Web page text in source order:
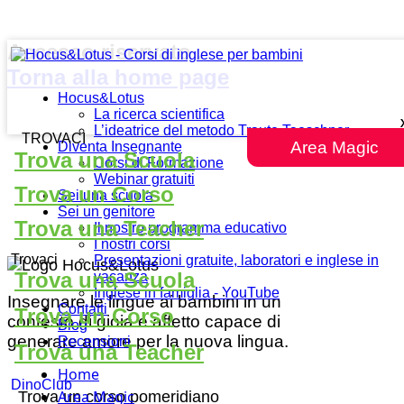
Hocus&Lotus
La ricerca scientifica
L’ideatrice del metodo Traute Taeschner
Diventa Insegnante
Corsi di Formazione
Webinar gratuiti
Sei una scuola
Sei un genitore
Il nostro programma educativo
I nostri corsi
Presentazioni gratuite, laboratori e inglese in
vacanza
Inglese in famiglia - YouTube
Contatti
Blog
Recensioni
Home
Area Magic
Area Magic
TROVACI
Trova una Scuola
Trova un Corso
Trova una Teacher
Trovaci
Trova una Scuola
Trova un Corso
Trova una Teacher
DinoClub
Accesso riservato .
Torna alla home page
Insegnare le lingue ai bambini in un
contesto di gioia e affetto capace di
generare amore per la nuova lingua.
Trova un corso pomeridiano